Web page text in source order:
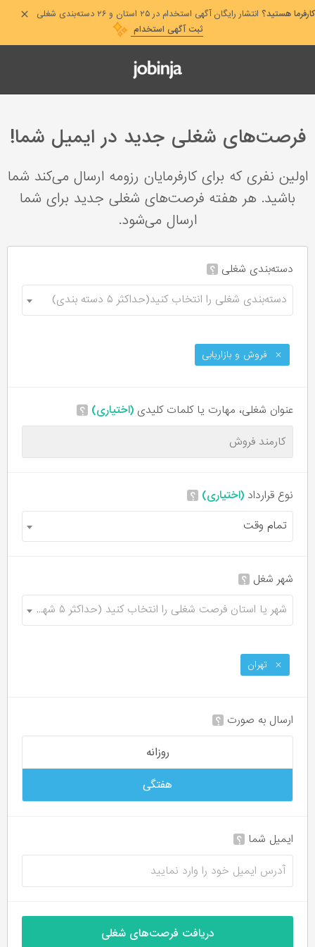
کارفرما هستید؟ انتشار رایگان آگهی استخدام در ۲۵ استان و ۲۶ دسته‌بندی شغلی
ثبت آگهی استخدام
فرصت‌های شغلی جدید در ایمیل شما!
اولین نفری که برای کارفرمایان رزومه ارسال می‌کند شما
باشید. هر هفته فرصت‌های شغلی جدید برای شما
ارسال می‌شود.
دسته‌بندی شغلی ؟
دسته‌بندی شغلی را انتخاب کنید(حداکثر ۵ دسته بندی)
فروش و بازاریابی
عنوان شغلی، مهارت یا کلمات کلیدی (اختیاری) ؟
نوع قرارداد (اختیاری) ؟
تمام وقت
شهر شغل ؟
شهر یا استان فرصت شغلی را انتخاب کنید (حداکثر ۵ شهر)
تهران
ارسال به صورت ؟
روزانه
هفتگی
ایمیل شما ؟